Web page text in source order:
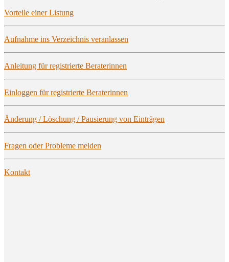
Vor­tei­le einer Listung
Auf­nah­me ins Ver­zeich­nis veranlassen
Anlei­tung für regis­trier­te Beraterinnen
Ein­log­gen für regis­trier­te Beraterinnen
Ände­rung / Löschung / Pau­sie­rung von Einträgen
Fra­gen oder Pro­ble­me melden
Kon­takt